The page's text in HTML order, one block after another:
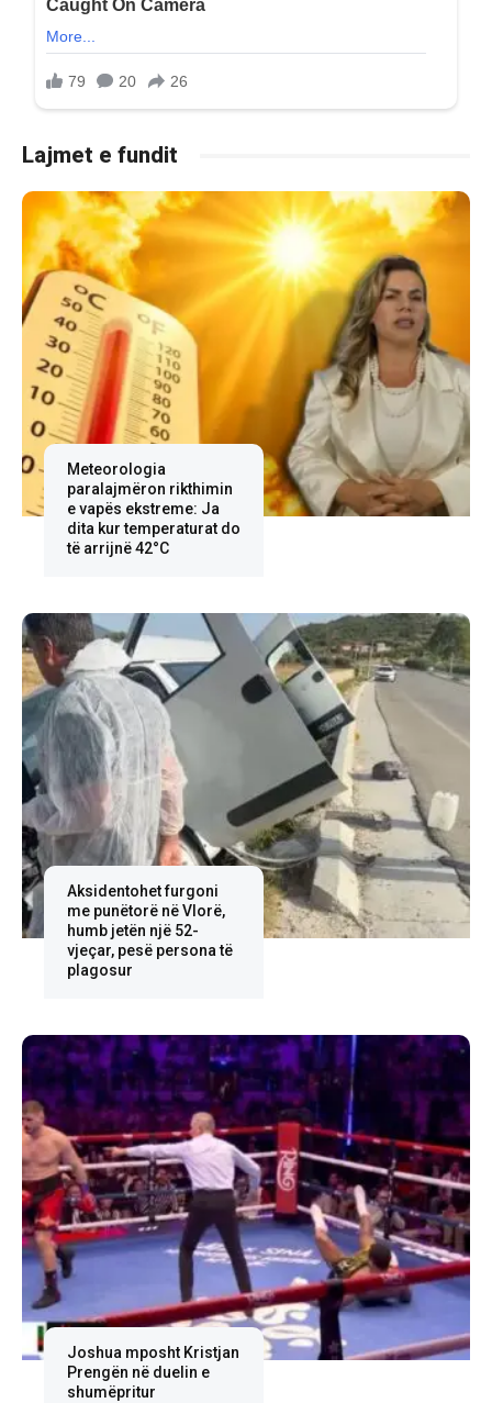
Lajmet e fundit
Meteorologia
paralajmëron rikthimin
e vapës ekstreme: Ja
dita kur temperaturat do
të arrijnë 42°C
Aksidentohet furgoni
me punëtorë në Vlorë,
humb jetën një 52-
vjeçar, pesë persona të
plagosur
Joshua mposht Kristjan
Prengën në duelin e
shumëpritur